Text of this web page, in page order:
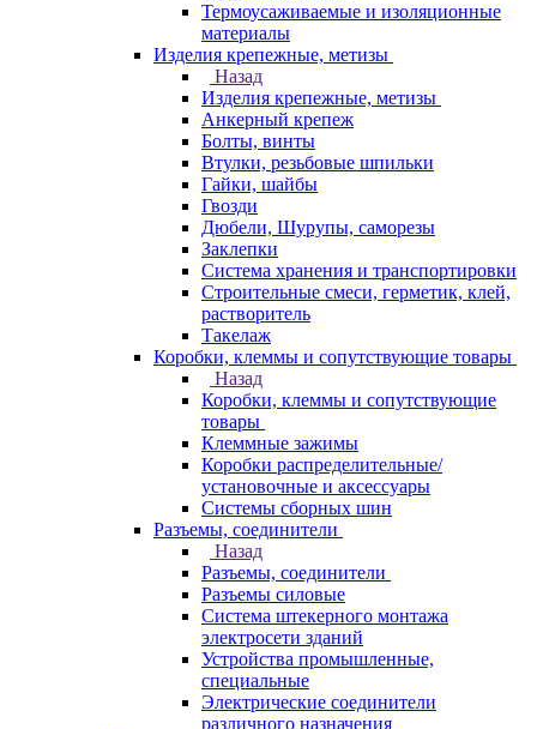
Термоусаживаемые и изоляционные
материалы
Изделия крепежные, метизы
Назад
Изделия крепежные, метизы
Анкерный крепеж
Болты, винты
Втулки, резьбовые шпильки
Гайки, шайбы
Гвозди
Дюбели, Шурупы, саморезы
Заклепки
Система хранения и транспортировки
Строительные смеси, герметик, клей,
растворитель
Такелаж
Коробки, клеммы и сопутствующие товары
Назад
Коробки, клеммы и сопутствующие
товары
Клеммные зажимы
Коробки распределительные/
установочные и аксессуары
Системы сборных шин
Разъемы, соединители
Назад
Разъемы, соединители
Разъемы силовые
Система штекерного монтажа
электросети зданий
Устройства промышленные,
специальные
Электрические соединители
различного назначения